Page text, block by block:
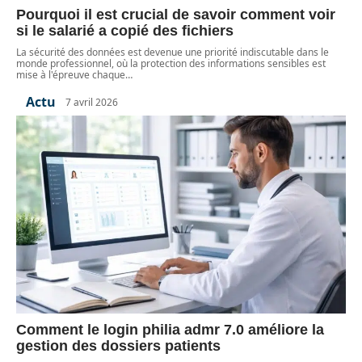
Pourquoi il est crucial de savoir comment voir
si le salarié a copié des fichiers
La sécurité des données est devenue une priorité indiscutable dans le
monde professionnel, où la protection des informations sensibles est
mise à l'épreuve chaque…
Actu 7 avril 2026
Comment le login philia admr 7.0 améliore la
gestion des dossiers patients